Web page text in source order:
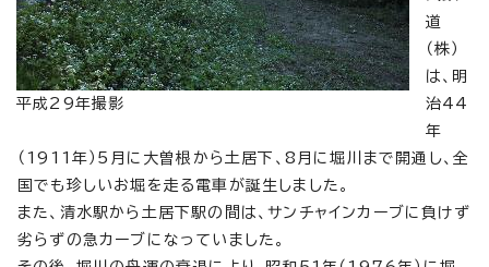
平成29年撮影
道
（株）
は、明
治44
年
（1911年）5月に大曽根から土居下、8月に堀川まで開通し、全
国でも珍しいお堀を走る電車が誕生しました。
また、清水駅から土居下駅の間は、サンチャインカーブに負けず
劣らずの急カーブになっていました。